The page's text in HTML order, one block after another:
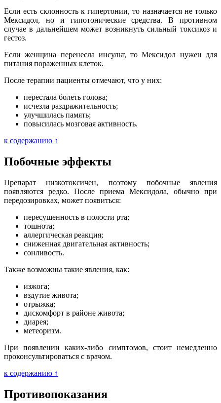
Если есть склонность к гипертонии, то назначается не только
Мексидол, но и гипотонические средства. В противном
случае в дальнейшем может возникнуть сильный токсикоз и
гестоз.
Если женщина перенесла инсульт, то Мексидол нужен для
питания пораженных клеток.
После терапии пациенты отмечают, что у них:
перестала болеть голова;
исчезла раздражительность;
улучшилась память;
повысилась мозговая активность.
к содержанию ↑
Побочные эффекты
Препарат низкотоксичен, поэтому побочные явления
появляются редко. После приема Мексидола, обычно при
передозировках, может появиться:
пересушенность в полости рта;
тошнота;
аллергическая реакция;
сниженная двигательная активность;
сонливость.
Также возможны такие явления, как:
изжога;
вздутие живота;
отрыжка;
дискомфорт в районе живота;
диарея;
метеоризм.
При появлении каких-либо симптомов, стоит немедленно
проконсультироваться с врачом.
к содержанию ↑
Противопоказания